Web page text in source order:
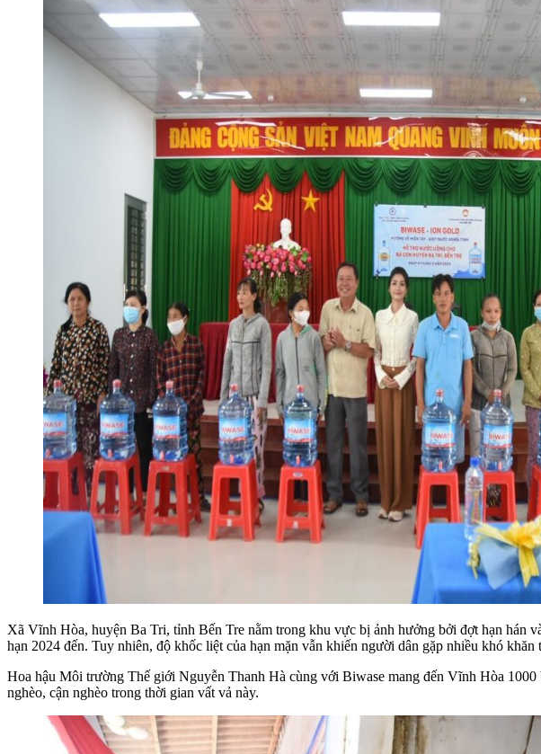
Xã Vĩnh Hòa, huyện Ba Tri, tỉnh Bến Tre nằm trong khu vực bị ảnh hưởng bởi đợt hạn hán
hạn 2024 đến. Tuy nhiên, độ khốc liệt của hạn mặn vẫn khiến người dân gặp nhiều khó
Hoa hậu Môi trường Thế giới Nguyễn Thanh Hà cùng với Biwase mang đến Vĩnh Hòa
nghèo, cận nghèo trong thời gian vất vả này.